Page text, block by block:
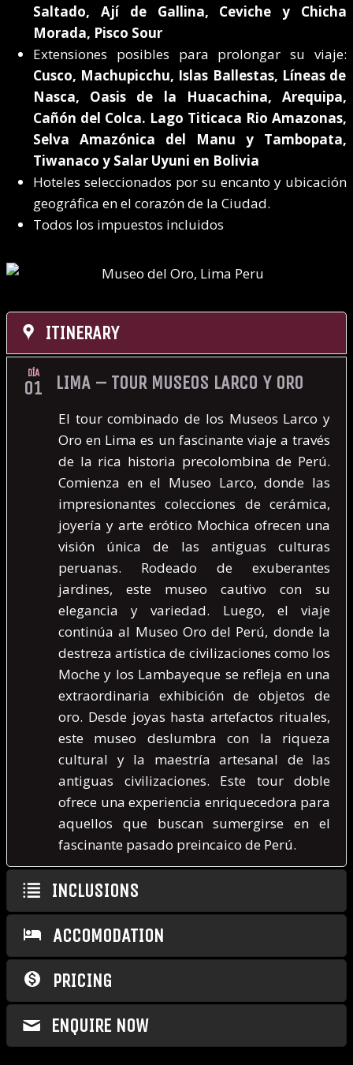
Saltado, Ají de Gallina, Ceviche y Chicha
Morada, Pisco Sour
Extensiones posibles para prolongar su viaje:
Cusco, Machupicchu, Islas Ballestas, Líneas de
Nasca, Oasis de la Huacachina, Arequipa,
Cañón del Colca. Lago Titicaca Rio Amazonas,
Selva Amazónica del Manu y Tambopata,
Tiwanaco y Salar Uyuni en Bolivia
Hoteles seleccionados por su encanto y ubicación
geográfica en el corazón de la Ciudad.
Todos los impuestos incluidos
ITINERARY
DÍA
01 LIMA – TOUR MUSEOS LARCO Y ORO
El tour combinado de los Museos Larco y
Oro en Lima es un fascinante viaje a través
de la rica historia precolombina de Perú.
Comienza en el Museo Larco, donde las
impresionantes colecciones de cerámica,
joyería y arte erótico Mochica ofrecen una
visión única de las antiguas culturas
peruanas. Rodeado de exuberantes
jardines, este museo cautivo con su
elegancia y variedad. Luego, el viaje
continúa al Museo Oro del Perú, donde la
destreza artística de civilizaciones como los
Moche y los Lambayeque se refleja en una
extraordinaria exhibición de objetos de
oro. Desde joyas hasta artefactos rituales,
este museo deslumbra con la riqueza
cultural y la maestría artesanal de las
antiguas civilizaciones. Este tour doble
ofrece una experiencia enriquecedora para
aquellos que buscan sumergirse en el
fascinante pasado preincaico de Perú.
INCLUSIONS
ACCOMODATION
PRICING
ENQUIRE NOW